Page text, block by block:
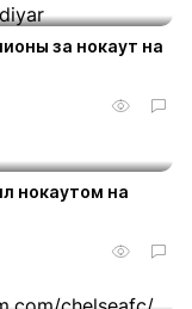
за нокаут на
нокаутом на